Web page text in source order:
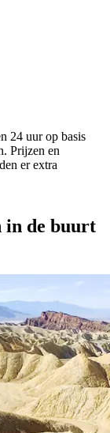
24 uur op basis
Prijzen en
er extra
in de buurt